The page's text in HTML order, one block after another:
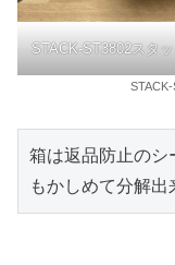
箱は返品防止のシ
もかしめて分解出